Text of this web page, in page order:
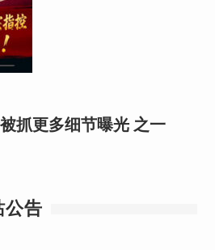
抓更多细节曝光 之一
公告